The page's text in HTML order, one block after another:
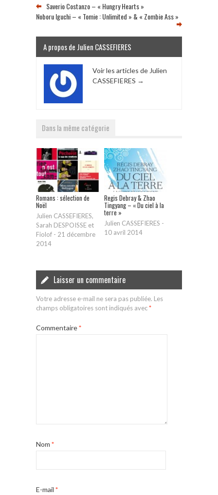
Saverio Costanzo – « Hungry Hearts »
Noboru Iguchi – « Tomie : Unlimited » & « Zombie Ass »
A propos de Julien CASSEFIERES
Voir les articles de Julien
CASSEFIERES →
Dans la même catégorie
Romans : sélection de
Noël
Julien CASSEFIERES,
Sarah DESPOISSE et
Fiolof - 21 décembre
2014
Regis Debray & Zhao
Tingyang – « Du ciel à la
terre »
Julien CASSEFIERES -
10 avril 2014
Laisser un commentaire
Votre adresse e-mail ne sera pas publiée. Les
champs obligatoires sont indiqués avec*
Commentaire*
Nom *
E-mail *